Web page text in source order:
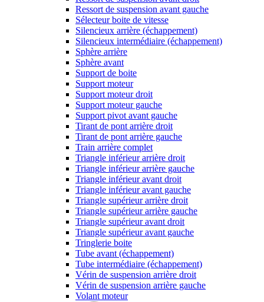
Ressort de suspension avant gauche
Sélecteur boite de vitesse
Silencieux arrière (échappement)
Silencieux intermédiaire (échappement)
Sphère arrière
Sphère avant
Support de boite
Support moteur
Support moteur droit
Support moteur gauche
Support pivot avant gauche
Tirant de pont arrière droit
Tirant de pont arrière gauche
Train arrière complet
Triangle inférieur arrière droit
Triangle inférieur arrière gauche
Triangle inférieur avant droit
Triangle inférieur avant gauche
Triangle supérieur arrière droit
Triangle supérieur arrière gauche
Triangle supérieur avant droit
Triangle supérieur avant gauche
Tringlerie boite
Tube avant (échappement)
Tube intermédiaire (échappement)
Vérin de suspension arrière droit
Vérin de suspension arrière gauche
Volant moteur